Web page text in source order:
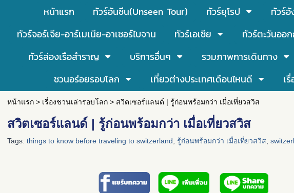
หน้าแรก ทัวร์อันซีน(Unseen Tour) ทัวร์ยุโรป ทัวร์
ทัวร์จอร์เจีย-อาร์เมเนีย-อาเซอร์ไบจาน
ทัวร์เอเชีย ทัวร์ตะวันออ
ทัวร์ล่องเรือสำราญ
บริการอื่นๆ รวมภาพการเดินทาง
ชวนอร่อยรอบโลก
เที่ยวต่างประเทศเดือนไหนดี เ
หน้าแรก> เรื่องชวนเล่ารอบโลก> สวิตเซอร์แลนด์ | รู้ก่อนพร้อมกว่า เมื่อเที่ยวสวิส
สวิตเซอร์แลนด์ | รู้ก่อนพร้อมกว่า เมื่อเที่ยวสวิส
Tags: things to know before traveling to switzerland รู้ก่อนพร้อมกว่า เมื่อเที่ยวสวิส